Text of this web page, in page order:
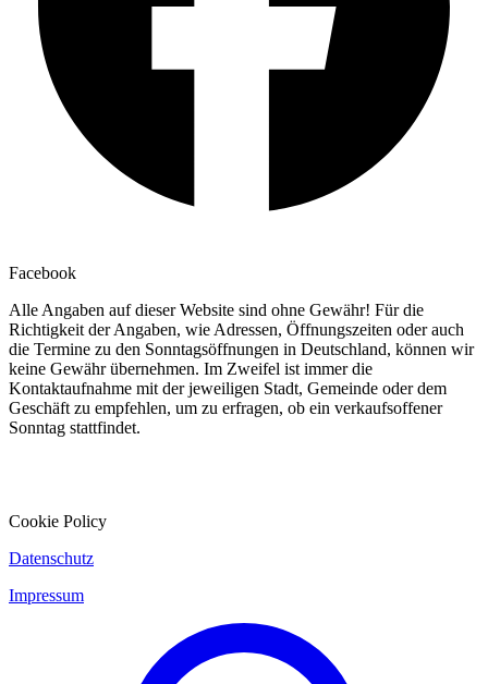
Facebook
Alle Angaben auf dieser Website sind ohne Gewähr! Für die
Richtigkeit der Angaben, wie Adressen, Öffnungszeiten oder auch
die Termine zu den Sonntagsöffnungen in Deutschland, können wir
keine Gewähr übernehmen. Im Zweifel ist immer die
Kontaktaufnahme mit der jeweiligen Stadt, Gemeinde oder dem
Geschäft zu empfehlen, um zu erfragen, ob ein verkaufsoffener
Sonntag stattfindet.
Cookie Policy
Datenschutz
Impressum